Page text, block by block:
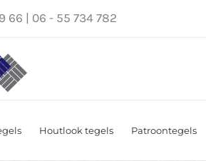
66 | 06 - 55 734 782
Houtlook tegels Patroontegels